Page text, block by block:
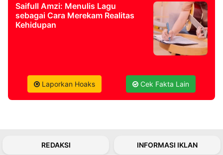
2026Saifull Amzi: Menulis Lagu
sebagai Cara Merekam Realitas
Kehidupan
Laporkan Hoaks Cek Fakta Lain
REDAKSI INFORMASI IKLAN